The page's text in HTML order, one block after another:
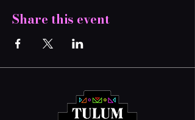
Share this event